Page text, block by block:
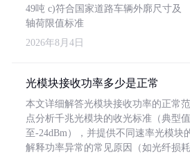
49吨 c)符合国家道路车辆外廓尺寸及
轴荷限值标准
2026年8月4日
光模块接收功率多少是正常
本文详细解答光模块接收功率的正常
点分析千兆光模块的收光标准（典型
至-24dBm），并提供不同速率光模块
解释功率异常的常见原因（如光纤损